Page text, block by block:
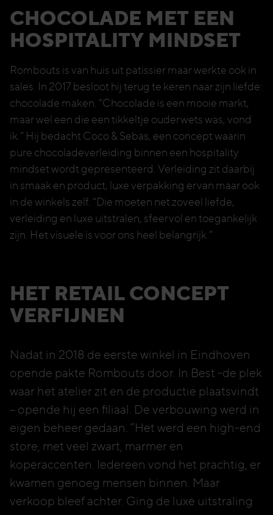
CHOCOLADE MET EEN
HOSPITALITY MINDSET
Rombouts is van huis uit patissier maar werkte ook in
sales. In 2017 besloot hij terug te keren naar zijn liefde:
chocolade maken. “Chocolade is een mooie markt,
maar wel een die een tikkeltje ouderwets was, vond
ik.” Hij bedacht Coco & Sebas, een concept waarin
pure chocoladeverleiding binnen een hospitality
mindset wordt gepresenteerd. Verleiding zit daarbij
in smaak en product, luxe verpakking ervan maar ook
in de winkels zelf. “Die moeten net zoveel liefde,
verleiding en luxe uitstralen, sfeervol en toegankelijk
zijn. Het visuele is voor ons heel belangrijk.”
HET RETAIL CONCEPT
VERFIJNEN
Nadat in 2018 de eerste winkel in Eindhoven
opende pakte Rombouts door. In Best -de plek
waar het atelier zit en de productie plaatsvindt
– opende hij een filiaal. De verbouwing werd in
eigen beheer gedaan. “Het werd een high-end
store, met veel zwart, marmer en
koperaccenten. Iedereen vond het prachtig, er
kwamen genoeg mensen binnen. Maar
verkoop bleef achter. Ging de luxe uitstraling